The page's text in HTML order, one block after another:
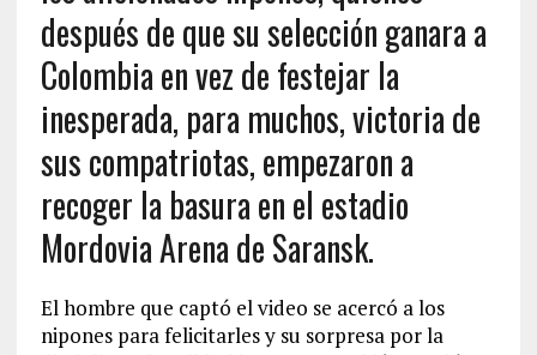
después de que su selección ganara a
Colombia en vez de festejar la
inesperada, para muchos, victoria de
sus compatriotas, empezaron a
recoger la basura en el estadio
Mordovia Arena de Saransk.
El hombre que captó el video se acercó a los
nipones para felicitarles y su sorpresa por la